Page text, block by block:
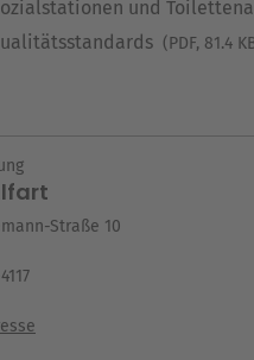
und
(PDF, 81.4
Straße 10